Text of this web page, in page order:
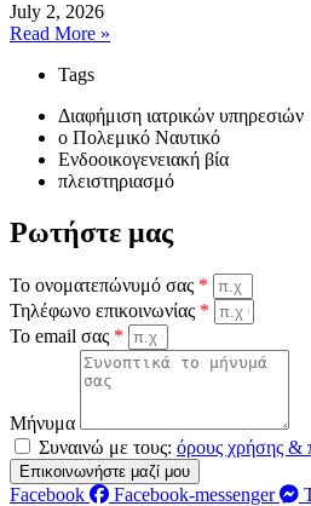
July 2, 2026
Read More »
Tags
Διαφήμιση ιατρικών υπηρεσιών
o Πολεμικό Ναυτικό
Ενδοοικογενειακή βία
πλειστηριασμό
Ρωτήστε μας
Το ονοματεπώνυμό σας *
Τηλέφωνο επικοινωνίας *
Το email σας *
Μήνυμα
Συναινώ με τους: όρους χρήσης &
Επικοινωνήστε μαζί μου
Facebook Facebook-messenger